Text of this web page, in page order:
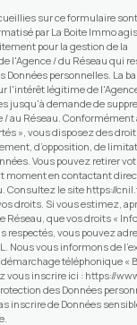
sur ce formulaire
par La Boite Immo
pour la gestion de la
l'Agence / du Réseau qui
Données personnelles. La
l'intérêt légitime de
jusqu'à demande de
au Réseau. Conformément
», vous disposez des
d’opposition, de
Vous pouvez retirer
moment en contactant
Consultez le site https://
droits. Si vous estimez,
Réseau, que vos droits «
respectés, vous pouvez
Nous vous informons de
téléphonique «
vous inscrire ici : https://
des Données
inscrire de Données